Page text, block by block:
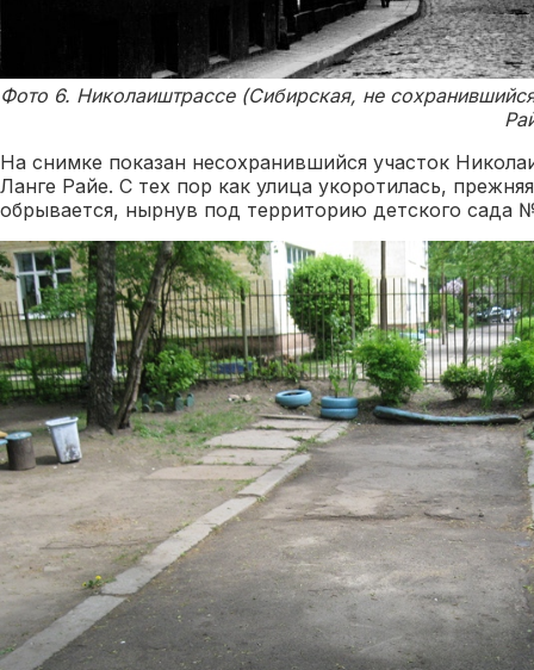
Фото 6. Николаиштрассе (Сибирская, не
На снимке показан несохранившийся участок
Ланге Райе. С тех пор как улица укоротилась,
обрывается, нырнув под территорию детского сада